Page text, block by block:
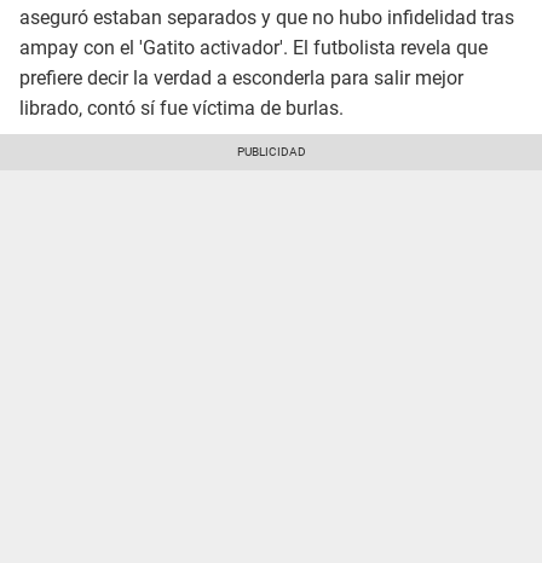
aseguró estaban separados y que no hubo infidelidad tras
ampay con el 'Gatito activador'. El futbolista revela que
prefiere decir la verdad a esconderla para salir mejor
librado, contó sí fue víctima de burlas.